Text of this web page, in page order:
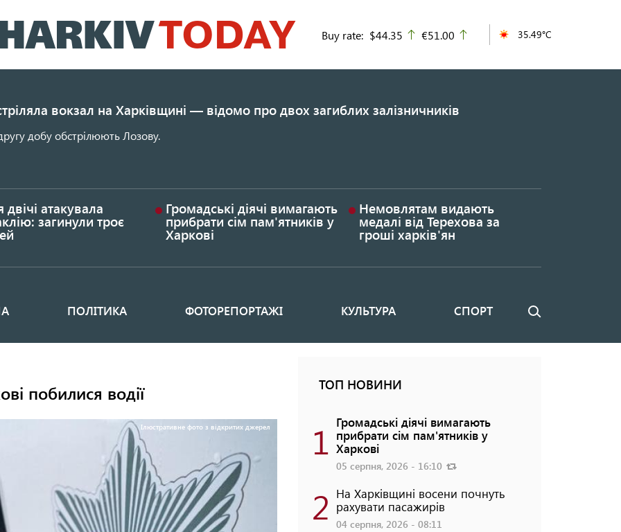
до
основного
Buy rate: $44.35 up
€51.00 35.49°C
вокзал на Харківщині — відомо про двох загиблих залізничників
добу обстрілюють Лозову.
двічі атакувала
загинули троє
Громадські діячі вимагають
прибрати сім пам'ятників у
Харкові
Немовлятам видають
медалі від Терехова за
гроші харків'ян
ПОЛІТИКА ФОТОРЕПОРТАЖІ КУЛЬТУРА СПОРТ Пошук
побилися водії
Ілюстративне фото з відкритих джерел
ТОП НОВИНИ
1 Громадські діячі вимагають
прибрати сім пам'ятників у
Харкові
05 серпня, 2026 - 16:10
2 На Харківщині восени почнуть
рахувати пасажирів
04 серпня, 2026 - 08:11